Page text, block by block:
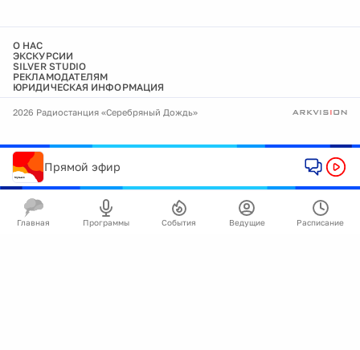
О НАС
ЭКСКУРСИИ
SILVER STUDIO
РЕКЛАМОДАТЕЛЯМ
ЮРИДИЧЕСКАЯ ИНФОРМАЦИЯ
2026 Радиостанция «Серебряный Дождь»
Прямой эфир
Главная Программы События Ведущие Расписание